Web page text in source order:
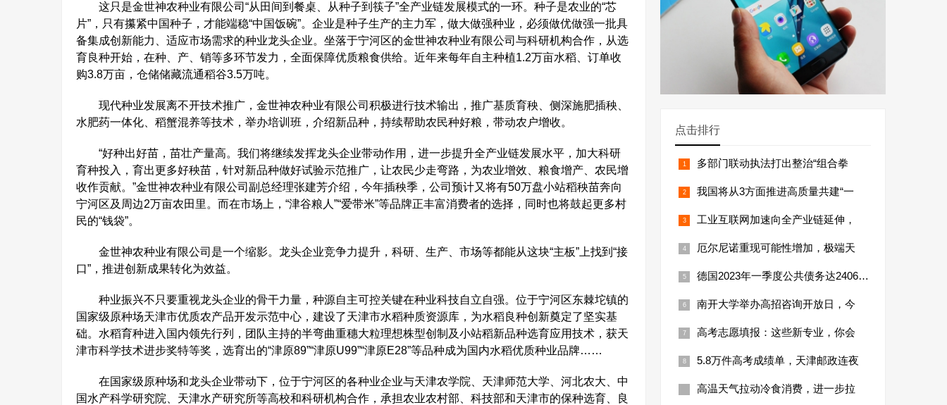
这只是金世神农种业有限公司“从田间到餐桌、从种子到筷子”全产业链发展模式的一环。种子是农业的“芯
片”，只有攥紧中国种子，才能端稳“中国饭碗”。企业是种子生产的主力军，做大做强种业，必须做优做强一批具
备集成创新能力、适应市场需求的种业龙头企业。坐落于宁河区的金世神农种业有限公司与科研机构合作，从选
育良种开始，在种、产、销等多环节发力，全面保障优质粮食供给。近年来每年自主种植1.2万亩水稻、订单收
购3.8万亩，仓储储藏流通稻谷3.5万吨。
现代种业发展离不开技术推广，金世神农种业有限公司积极进行技术输出，推广基质育秧、侧深施肥插秧、
水肥药一体化、稻蟹混养等技术，举办培训班，介绍新品种，持续帮助农民种好粮，带动农户增收。
“好种出好苗，苗壮产量高。我们将继续发挥龙头企业带动作用，进一步提升全产业链发展水平，加大科研
育种投入，育出更多好秧苗，针对新品种做好试验示范推广，让农民少走弯路，为农业增效、粮食增产、农民增
收作贡献。”金世神农种业有限公司副总经理张建芳介绍，今年插秧季，公司预计又将有50万盘小站稻秧苗奔向
宁河区及周边2万亩农田里。而在市场上，“津谷粮人”“爱带米”等品牌正丰富消费者的选择，同时也将鼓起更多村
民的“钱袋”。
金世神农种业有限公司是一个缩影。龙头企业竞争力提升，科研、生产、市场等都能从这块“主板”上找到“接
口”，推进创新成果转化为效益。
种业振兴不只要重视龙头企业的骨干力量，种源自主可控关键在种业科技自立自强。位于宁河区东棘坨镇的
国家级原种场天津市优质农产品开发示范中心，建设了天津市水稻种质资源库，为水稻良种创新奠定了坚实基
础。水稻育种进入国内领先行列，团队主持的半弯曲重穗大粒理想株型创制及小站稻新品种选育应用技术，获天
津市科学技术进步奖特等奖，选育出的“津原89”“津原U99”“津原E28”等品种成为国内水稻优质种业品牌……
在国家级原种场和龙头企业带动下，位于宁河区的各种业企业与天津农学院、天津师范大学、河北农大、中
国水产科学研究院、天津水产研究所等高校和科研机构合作，承担农业农村部、科技部和天津市的保种选育、良
点击排行
多部门联动执法打出整治“组合拳
我国将从3方面推进高质量共建“一
工业互联网加速向全产业链延伸，
厄尔尼诺重现可能性增加，极端天
德国2023年一季度公共债务达24066亿
南开大学举办高招咨询开放日，今
高考志愿填报：这些新专业，你会
5.8万件高考成绩单，天津邮政连夜
高温天气拉动冷食消费，进一步拉